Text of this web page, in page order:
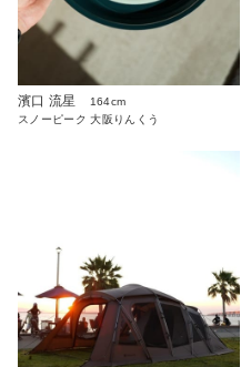
濱口 流星
164cm
スノーピーク 大阪りんくう